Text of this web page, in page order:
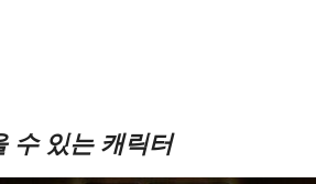
수 있는 캐릭터